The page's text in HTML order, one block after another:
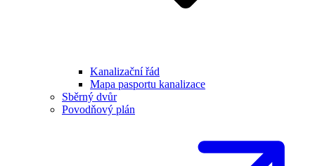
Kanalizační řád
Mapa pasportu kanalizace
Sběrný dvůr
Povodňový plán